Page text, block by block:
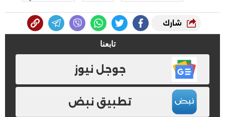
شارك
تابعنا
جوجل نيوز
تطبيق نبض